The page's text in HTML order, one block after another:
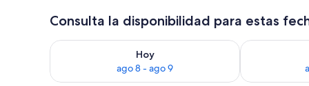
Consulta la disponibilidad para estas
Hoy
ago 8 - ago 9
Consulta la disponibilidad para hoy ago 8 - ago 9
Consulta la